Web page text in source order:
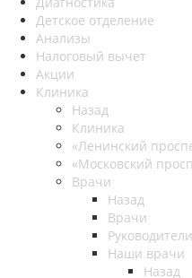
Детское отделение
Анализы
Налоговый вычет
Акции
Клиника
Назад
Клиника
«Ленинский
«Московский
Врачи
Назад
Врачи
Руководители
Наши врачи
Назад